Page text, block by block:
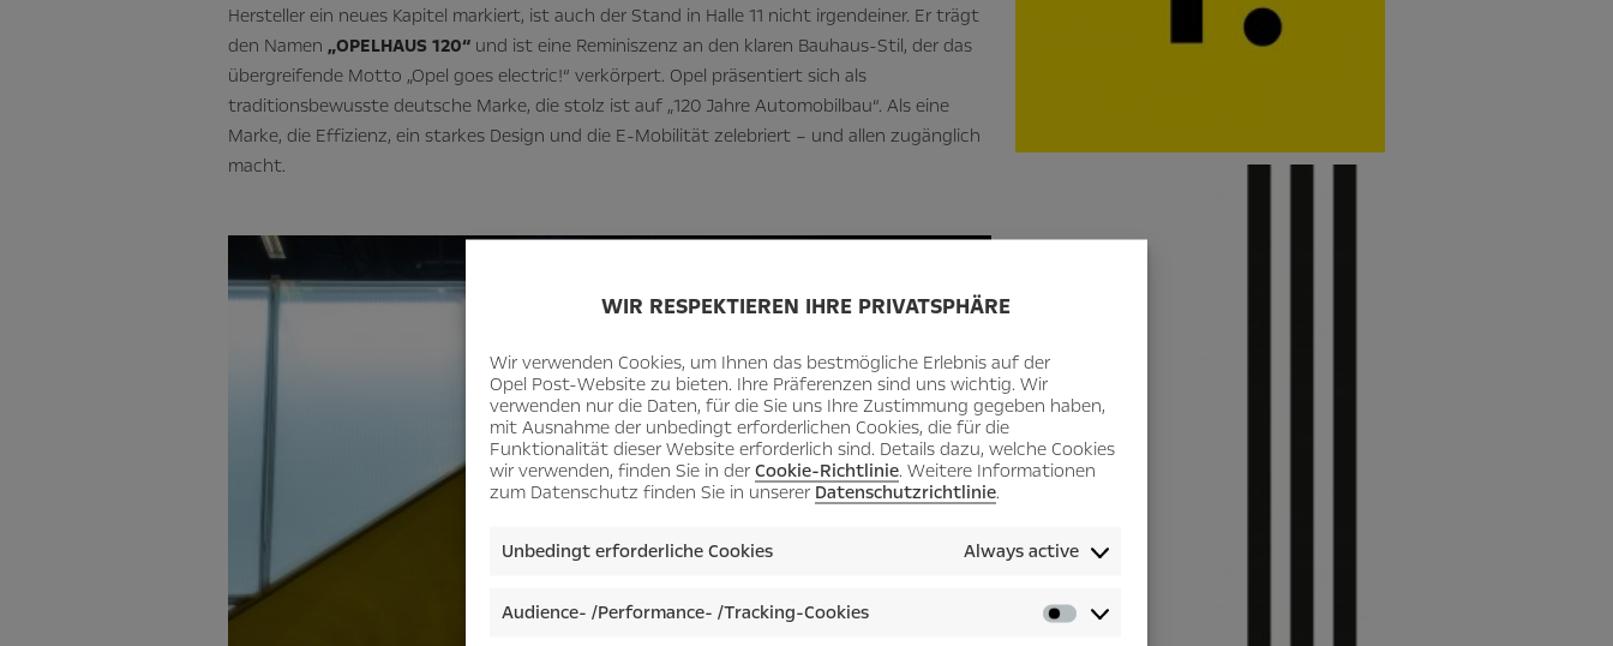
WIR RESPEKTIEREN IHRE PRIVATSPHÄRE
Wir verwenden Cookies, um Ihnen das bestmögliche Erlebnis auf der
Opel Post-Website zu bieten. Ihre Präferenzen sind uns wichtig. Wir
verwenden nur die Daten, für die Sie uns Ihre Zustimmung gegeben haben,
mit Ausnahme der unbedingt erforderlichen Cookies, die für die
Funktionalität dieser Website erforderlich sind. Details dazu, welche Cookies
wir verwenden, finden Sie in der Cookie-Richtlinie. Weitere Informationen
zum Datenschutz finden Sie in unserer Datenschutzrichtlinie.
Unbedingt erforderliche Cookies Always active
Audience- /Performance- /Tracking-Cookies
Audience-
Hersteller ein neues Kapitel markiert, ist auch der Stand in Halle 11 nicht irgendeiner. Er trägt
den Namen„OPELHAUS 120“ und ist eine Reminiszenz an den klaren Bauhaus-Stil, der das
übergreifende Motto „Opel goes electric!“ verkörpert. Opel präsentiert sich als
traditionsbewusste deutsche Marke, die stolz ist auf „120 Jahre Automobilbau“. Als eine
Marke, die Effizienz, ein starkes Design und die E-Mobilität zelebriert – und allen zugänglich
macht.